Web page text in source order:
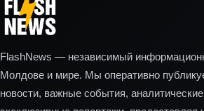
FlashNews — независимый
Молдове и мире. Мы оперативно
новости, важные события,